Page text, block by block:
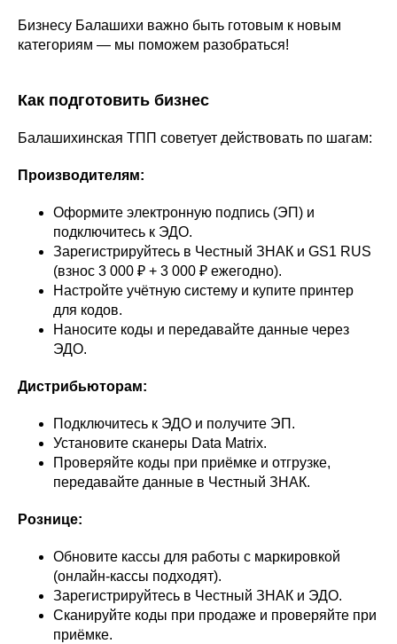
Бизнесу Балашихи важно быть готовым к новым
категориям — мы поможем разобраться!
Как подготовить бизнес
Балашихинская ТПП советует действовать по шагам:
Производителям:
Оформите электронную подпись (ЭП) и
подключитесь к ЭДО.
Зарегистрируйтесь в Честный ЗНАК и GS1 RUS
(взнос 3 000 ₽ + 3 000 ₽ ежегодно).
Настройте учётную систему и купите принтер
для кодов.
Наносите коды и передавайте данные через
ЭДО.
Дистрибьюторам:
Подключитесь к ЭДО и получите ЭП.
Установите сканеры Data Matrix.
Проверяйте коды при приёмке и отгрузке,
передавайте данные в Честный ЗНАК.
Рознице:
Обновите кассы для работы с маркировкой
(онлайн-кассы подходят).
Зарегистрируйтесь в Честный ЗНАК и ЭДО.
Сканируйте коды при продаже и проверяйте при
приёмке.